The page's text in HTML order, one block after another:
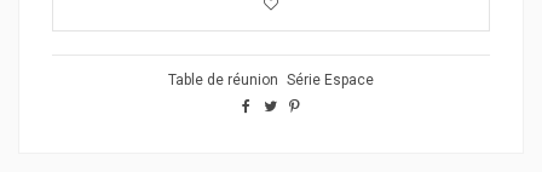
Table de réunion Série Espace